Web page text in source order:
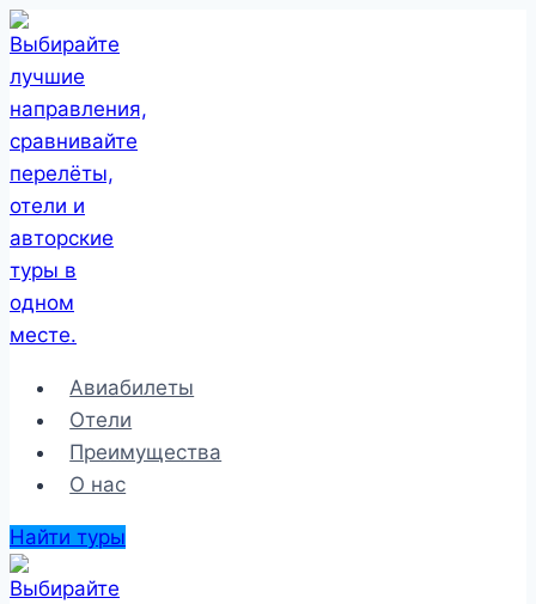
Перейти
к
содержимому
Авиабилеты
Отели
Преимущества
О нас
Найти туры